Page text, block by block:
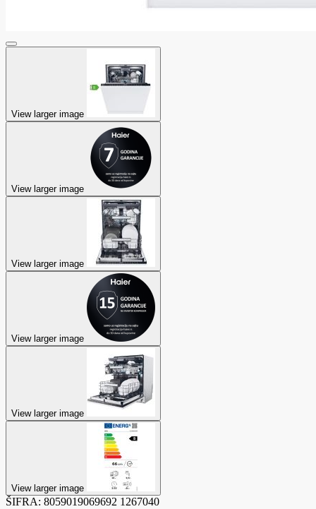
View larger image
View larger image
View larger image
View larger image
View larger image
View larger image
ŠIFRA: 8059019069692 1267040